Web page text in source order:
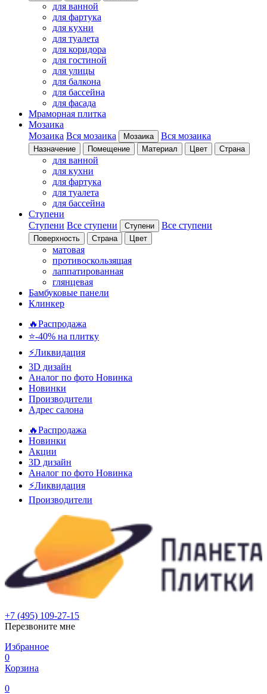
для ванной
для фартука
для кухни
для туалета
для коридора
для гостиной
для улицы
для балкона
для бассейна
для фасада
Мраморная плитка
Мозаика
Мозаика Вся мозаика Мозаика Вся мозаика
Назначение Помещение Материал Цвет Страна
для ванной
для кухни
для фартука
для туалета
для бассейна
Ступени
Ступени Все ступени Ступени Все ступени
Поверхность Страна Цвет
матовая
противоскользящая
лаппатированная
глянцевая
Бамбуковые панели
Клинкер
🔥Распродажа
⭐-40% на плитку
⚡️Ликвидация
3D дизайн
Аналог по фото Новинка
Новинки
Производители
Адрес салона
🔥Распродажа
Новинки
Акции
3D дизайн
Аналог по фото Новинка
⚡Ликвидация
Производители
+7 (495) 109-27-15
Перезвоните мне
Избранное
0
Корзина
0